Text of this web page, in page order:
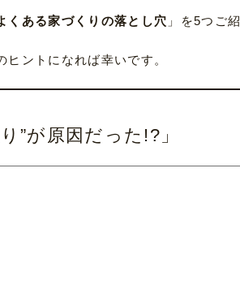
くある家づくりの落とし穴 」を5つご紹
ントになれば幸いです。
”が原因だった!?」